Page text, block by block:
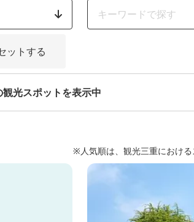
ットする
光スポットを表示中
※人気順は、観光三重におけ